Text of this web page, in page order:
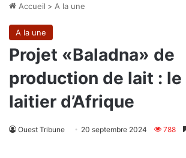
Accueil > A la une
A la une
Projet «Baladna» de
production de lait : le
laitier d’Afrique
Ouest Tribune 20 septembre 2024 788